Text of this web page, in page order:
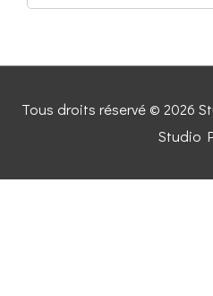
Tous droits réservé © 2026
Studio